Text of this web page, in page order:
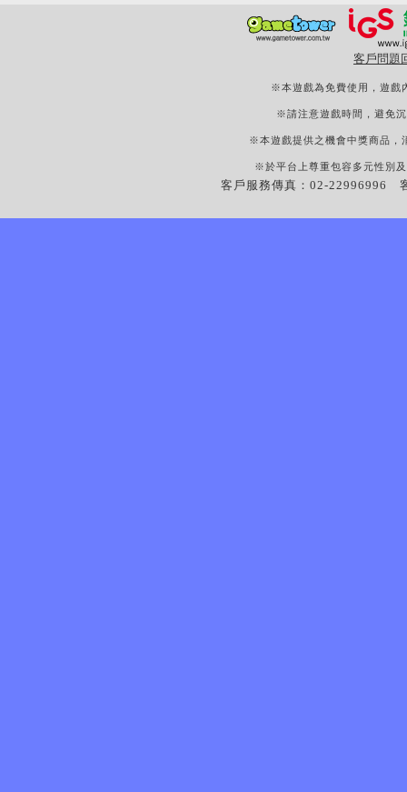
客戶問題
※本遊戲為免費使用，遊戲
※請注意遊戲時間，避免
※本遊戲提供之機會中獎商品，
※於平台上尊重包容多元性別
客戶服務傳真：02-22996996